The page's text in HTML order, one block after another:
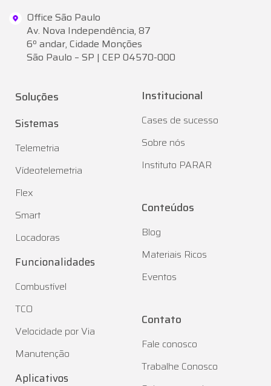
Office São Paulo
Av. Nova Independência, 87
6º andar, Cidade Monções
São Paulo – SP | CEP 04570-000
Soluções
Sistemas
Telemetria
Vídeotelemetria
Flex
Smart
Locadoras
Funcionalidades
Combustível
TCO
Velocidade por Via
Manutenção
Aplicativos
Institucional
Cases de sucesso
Sobre nós
Instituto PARAR
Conteúdos
Blog
Materiais Ricos
Eventos
Contato
Fale conosco
Trabalhe Conosco